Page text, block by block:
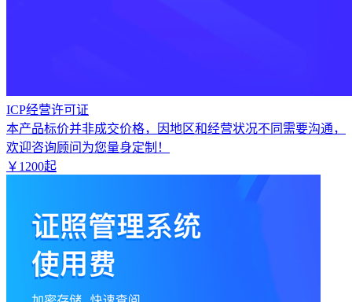
ICP经营许可证
本产品标价并非成交价格，因地区和经营状况不同需要沟通，
欢迎咨询顾问为您量身定制！
￥ 1200起